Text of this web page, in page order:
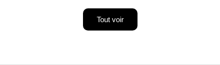
Tout voir